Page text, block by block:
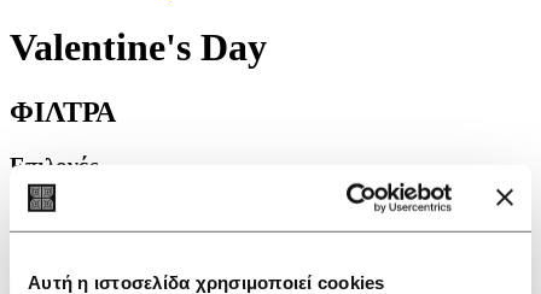
Αυτή η ιστοσελίδα χρησιμοποιεί cookies
Valentine's Day
ΦΙΛΤΡΑ
Επιλογές
Προσφορά
ΦΙΛΤΡΑ